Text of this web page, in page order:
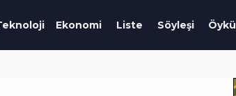
Ekonomi Liste Söyleşi Öykü